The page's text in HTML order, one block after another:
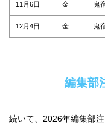
11月6日 金 鬼
12月4日 金 鬼
編集部
続いて、2026年編集部